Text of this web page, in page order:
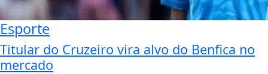
Esporte
Titular do Cruzeiro vira alvo do Benfica no
mercado